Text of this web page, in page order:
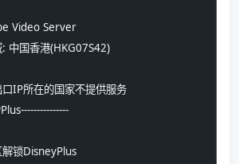
Video Server
中国香港(HKG07S42)
IP所在的国家不提供服务
锁DisneyPlus